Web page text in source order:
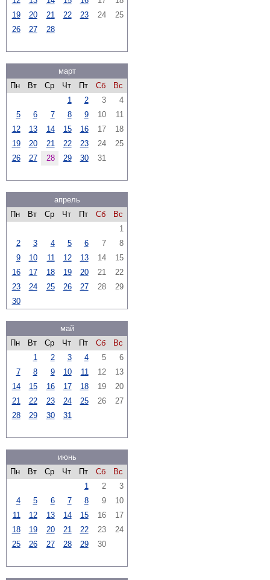
19
20 21 22 23 24
25
26
27 28
март
Пн
Вт Ср Чт Пт Сб
Вс
1
2 3
4
5
6 7 8 9 10
11
12
13 14 15 16 17
18
19
20 21 22 23 24
25
26
27 28 29 30 31
апрель
Пн
Вт Ср Чт Пт Сб
Вс
1
2
3 4 5 6 7
8
9
10 11 12 13 14
15
16
17 18 19 20 21
22
23
24 25 26 27 28
29
30
май
Пн
Вт Ср Чт Пт Сб
Вс
1
2 3 4 5
6
7
8 9 10 11 12
13
14
15 16 17 18 19
20
21
22 23 24 25 26
27
28
29 30 31
июнь
Пн
Вт Ср Чт Пт Сб
Вс
1
2
3
4
5 6 7 8 9
10
11
12 13 14 15 16
17
18
19 20 21 22 23
24
25
26 27 28 29 30